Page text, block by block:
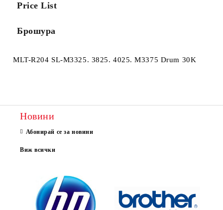
Price List
Брошура
MLT-R204 SL-M3325. 3825. 4025. M3375 Drum 30K
Новини
Абонирай се за новини
Виж всички